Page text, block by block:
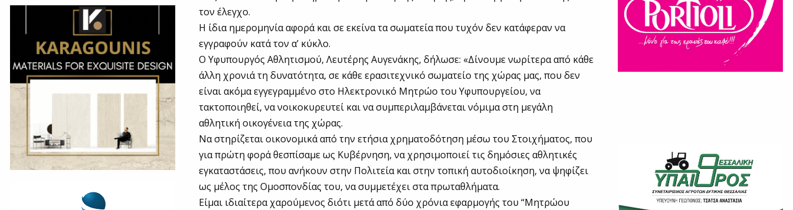
τον έλεγχο.
Η ίδια ημερομηνία αφορά και σε εκείνα τα σωματεία που τυχόν δεν κατάφεραν να
εγγραφούν κατά τον α’ κύκλο.
Ο Υφυπουργός Αθλητισμού, Λευτέρης Αυγενάκης, δήλωσε: «Δίνουμε νωρίτερα από κάθε
άλλη χρονιά τη δυνατότητα, σε κάθε ερασιτεχνικό σωματείο της χώρας μας, που δεν
είναι ακόμα εγγεγραμμένο στο Ηλεκτρονικό Μητρώο του Υφυπουργείου, να
τακτοποιηθεί, να νοικοκυρευτεί και να συμπεριλαμβάνεται νόμιμα στη μεγάλη
αθλητική οικογένεια της χώρας.
Να στηρίζεται οικονομικά από την ετήσια χρηματοδότηση μέσω του Στοιχήματος, που
για πρώτη φορά θεσπίσαμε ως Κυβέρνηση, να χρησιμοποιεί τις δημόσιες αθλητικές
εγκαταστάσεις, που ανήκουν στην Πολιτεία και στην τοπική αυτοδιοίκηση, να ψηφίζει
ως μέλος της Ομοσπονδίας του, να συμμετέχει στα πρωταθλήματα.
Είμαι ιδιαίτερα χαρούμενος διότι μετά από δύο χρόνια εφαρμογής του “Μητρώου